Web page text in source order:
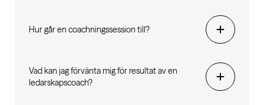
Hur går en coachningssession till?
Vad kan jag förvänta mig för resultat av en
ledarskapscoach?